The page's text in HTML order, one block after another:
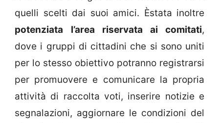
quelli scelti dai suoi amici. Èstata inoltre
potenziata
l’area riservata ai comitati,
dove i gruppi di cittadini che si sono uniti
per lo stesso obiettivo potranno registrarsi
per promuovere e comunicare la propria
attività di raccolta voti, inserire notizie e
segnalazioni, aggiornare le condizioni del